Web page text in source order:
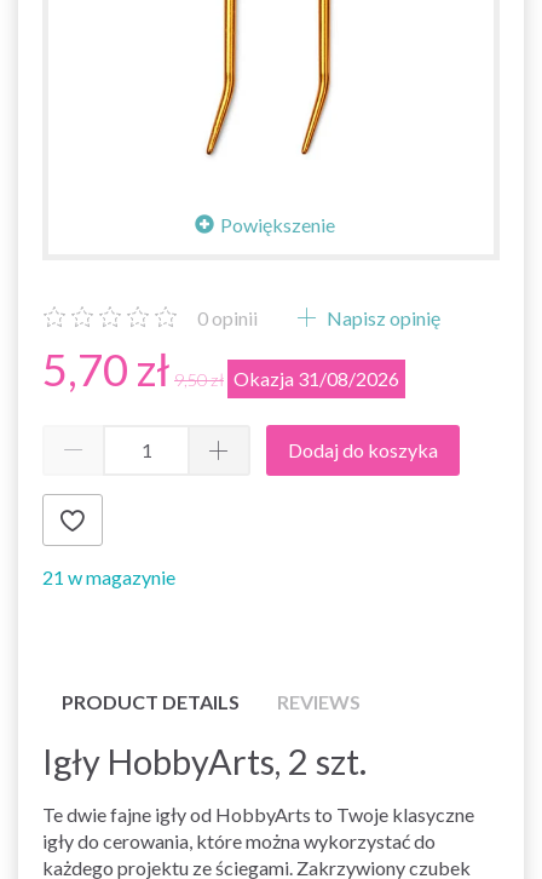
Powiększenie
0 opinii Napisz opinię
5,70 zł 9,50 zł Okazja 31/08/2026
Dodaj do koszyka
21 w magazynie
PRODUCT DETAILS REVIEWS
Igły HobbyArts, 2 szt.
Te dwie fajne igły od HobbyArts to Twoje klasyczne
igły do cerowania, które można wykorzystać do
każdego projektu ze ściegami. Zakrzywiony czubek